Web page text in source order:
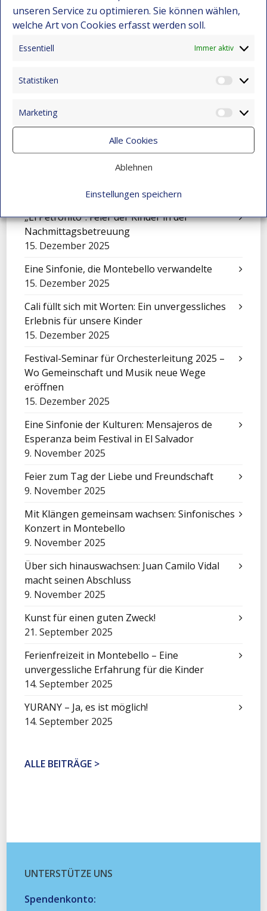
unseren Service zu optimieren. Sie können wählen,
welche Art von Cookies erfasst werden soll.
Essentiell Immer aktiv
Statistiken
Marketing
Alle Cookies
Ablehnen
Einstellungen speichern
22. Dezember 2025
bewirbt sich für ein Stipendium
22. Dezember 2025
Wenn Kunst den Schmerz berührt
15. Dezember 2025
15. Dezember 2025
„El Petronito“: Feier der Kinder in der
Nachmittagsbetreuung
15. Dezember 2025
Eine Sinfonie, die Montebello verwandelte
15. Dezember 2025
Cali füllt sich mit Worten: Ein unvergessliches
Erlebnis für unsere Kinder
15. Dezember 2025
Festival-Seminar für Orchesterleitung 2025 –
Wo Gemeinschaft und Musik neue Wege
eröffnen
15. Dezember 2025
Eine Sinfonie der Kulturen: Mensajeros de
Esperanza beim Festival in El Salvador
9. November 2025
Feier zum Tag der Liebe und Freundschaft
9. November 2025
Mit Klängen gemeinsam wachsen: Sinfonisches
Konzert in Montebello
9. November 2025
Über sich hinauswachsen: Juan Camilo Vidal
macht seinen Abschluss
9. November 2025
Kunst für einen guten Zweck!
21. September 2025
Ferienfreizeit in Montebello – Eine
unvergessliche Erfahrung für die Kinder
14. September 2025
YURANY – Ja, es ist möglich!
14. September 2025
ALLE BEITRÄGE >
UNTERSTÜTZE UNS
Spendenkonto: